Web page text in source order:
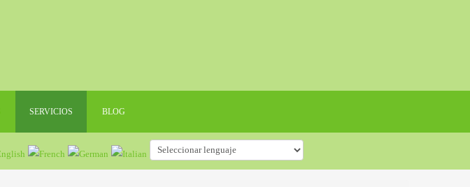
SERVICIOS BLOG